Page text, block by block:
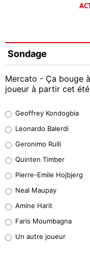
Sondage
Mercato - Ça bouge
joueur à partir cet
38%
32%
4%
1%
9%
Geoffrey Kondogbia
Leonardo Balerdi
Geronimo Rulli
Quinten Timber
Pierre-Emile Hojbjerg
Neal Maupay
Amine Harit
Faris Moumbagna
Un autre joueur